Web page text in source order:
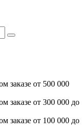
заказе от 500 000
заказе от 300 000 до
заказе от 100 000 до